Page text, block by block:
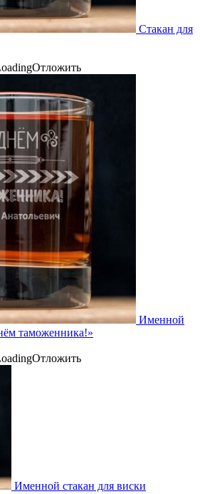
Стакан для
Отложить
Именной
таможенника!»
Отложить
Именной стакан для виски